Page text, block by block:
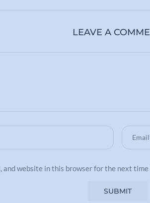
LEAVE A
and website in this browser for the next